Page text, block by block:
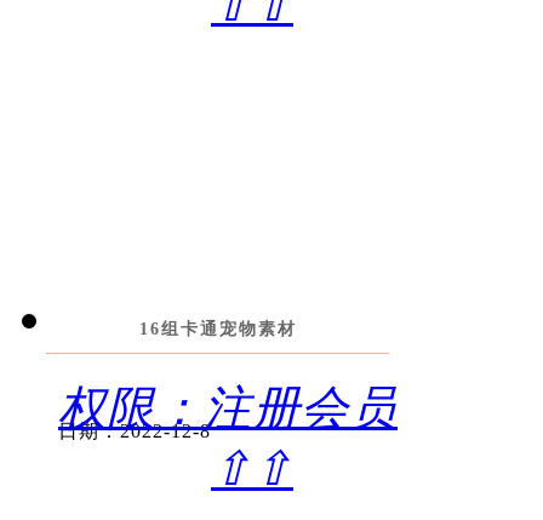
16组卡通宠物素材
权限：注册会员
⇧⇧
日期：2022-12-8